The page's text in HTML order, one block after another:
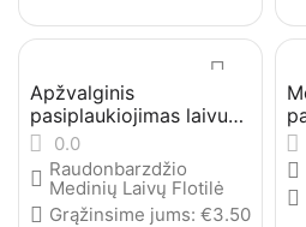
Apžvalginis
pasiplaukiojimas laivu
„Liudvikas“ Nemuno
kilpomis
0.0
Raudonbarzdžio
Medinių Laivų Flotilė
Grąžinsime jums: €3.50